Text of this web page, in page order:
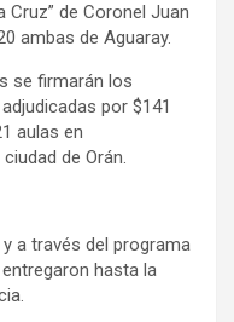
de Coronel Juan
ambas de Aguaray.
se firmarán los
por $141
aulas en
de Orán.
a través del programa
hasta la